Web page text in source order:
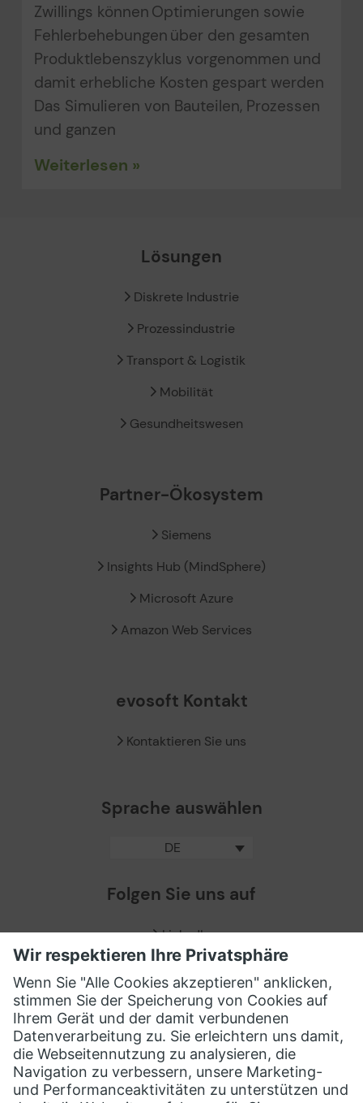
Zwillings können Optimierungen sowie
Fehlerbehebungen über den gesamten
Produktlebenszyklus vorgenommen und
damit erhebliche Kosten gespart werden
Das Simulieren von Bauteilen, Prozessen
und ganzen
Weiterlesen »
Lösungen
Diskrete Industrie
Prozessindustrie
Transport & Logistik
Mobilität
Gesundheitswesen
Partner-Ökosystem
Siemens
Insights Hub (MindSphere)
Microsoft Azure
Amazon Web Services
evosoft Kontakt
Kontaktieren Sie uns
Sprache auswählen
DE
Folgen Sie uns auf
LinkedIn
Facebook
X / Twitter
XING